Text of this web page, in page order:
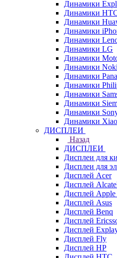
Динамики
Динамики
Динамики
Динамики
Динамики
Динамики LG
Динамики
Динамики
Динамики
Динамики
Динамики
Динамики
Динамики
Динамики
ДИСПЛЕИ
Назад
ДИСПЛЕИ
Дисплеи для
Дисплеи для
Дисплей Acer
Дисплей
Дисплей Apple
Дисплей Asus
Дисплей Benq
Дисплей
Дисплей
Дисплей Fly
Дисплей HP